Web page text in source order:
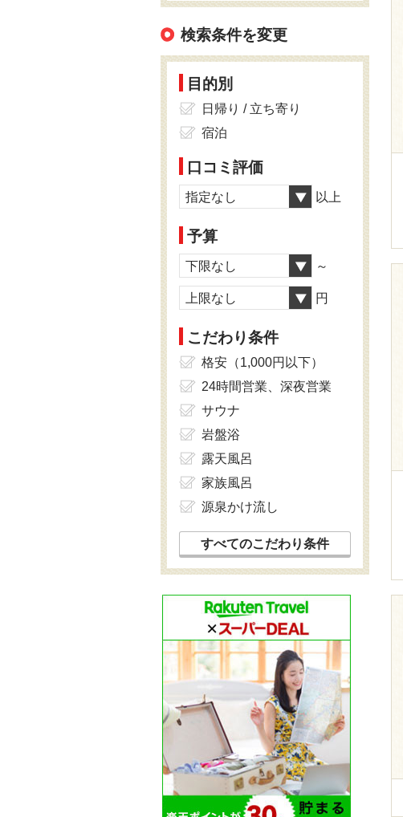
検索条件を変更
目的別
日帰り / 立ち寄り
宿泊
口コミ評価
指定なし 以上
予算
下限なし ～
上限なし 円
こだわり条件
格安（1,000円以下）
24時間営業、深夜営業
サウナ
岩盤浴
露天風呂
家族風呂
源泉かけ流し
すべてのこだわり条件